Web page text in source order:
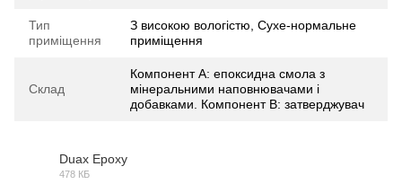
Тип
приміщення
З високою вологістю, Сухе-нормальне
приміщення
Склад
Компонент А: епоксидна смола з
мінеральними наповнювачами і
добавками. Компонент В: затверджувач
Duax Epoxy
478 КБ